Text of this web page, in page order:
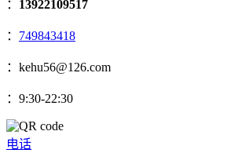
： 13922109517
： 749843418
：kehu56@126.com
：9:30-22:30
电话